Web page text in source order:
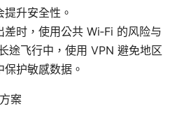
升安全性。
时，使用公共 Wi‑Fi 的风险与
途飞行中，使用 VPN 避免地区
护敏感数据。
案